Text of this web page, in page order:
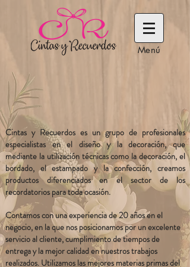
Menú
Cintas y Recuerdos es un grupo de profesionales
especialistas en el diseño y la decoración, que
mediante la utilización técnicas como la decoración, el
bordado, el estampado y la confección, creamos
productos diferenciados en el sector de los
recordatorios para toda ocasión.
Contamos con una experiencia de 20 años en el
negocio, en la que nos posicionamos por un excelente
servicio al cliente, cumplimiento de tiempos de
entrega y la mejor calidad en nuestros trabajos
realizados. Utilizamos las mejores materias primas del